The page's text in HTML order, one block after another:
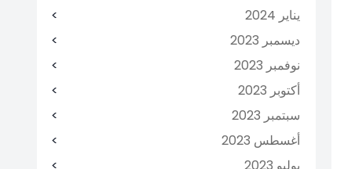
يناير 2024
ديسمبر 2023
نوفمبر 2023
أكتوبر 2023
سبتمبر 2023
أغسطس 2023